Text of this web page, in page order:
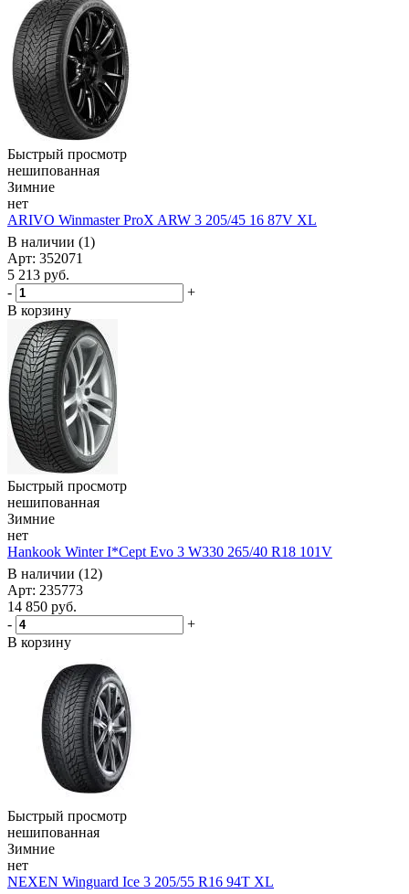
Быстрый просмотр
нешипованная
Зимние
нет
ARIVO Winmaster ProX ARW 3 205/45 16 87V XL
В наличии (1)
Арт: 352071
5 213 руб.
-
+
В корзину
Быстрый просмотр
нешипованная
Зимние
нет
Hankook Winter I*Cept Evo 3 W330 265/40 R18 101V
В наличии (12)
Арт: 235773
14 850 руб.
-
+
В корзину
Быстрый просмотр
нешипованная
Зимние
нет
NEXEN Winguard Ice 3 205/55 R16 94T XL